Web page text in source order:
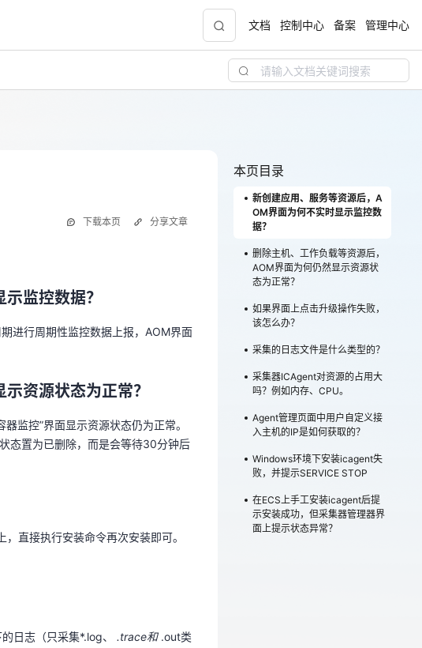
专项
软件全面适配，
国家云助力中小企业腾飞，高额上云补贴重磅
注册下单得现金
文档 控制中心 备案 管理中心
下载本页
监控数据？
示资源状态为正常？
态置为已删除，而是会等待30分钟后
文件必须为文本文件，不支持其他类
分享文章
监控数据？
进行周期性监控数据上报，AOM界面
资源状态为正常？
监控”界面显示资源状态仍为正常。
态置为已删除，而是会等待30分钟后
直接执行安装命令再次安装即可。
日志（只采集*.log、 .trace和.out类
本页目录
新创建应用、服务等资源后，A
OM界面为何不实时显示监控数
据？
删除主机、工作负载等资源后，
AOM界面为何仍然显示资源状
态为正常？
如果界面上点击升级操作失败，
该怎么办？
采集的日志文件是什么类型的？
采集器ICAgent对资源的占用大
吗？例如内存、CPU。
Agent管理页面中用户自定义接
入主机的IP是如何获取的？
Windows环境下安装icagent失
败，并提示SERVICE STOP
在ECS上手工安装icagent后提
示安装成功，但采集器管理器界
面上提示状态异常？